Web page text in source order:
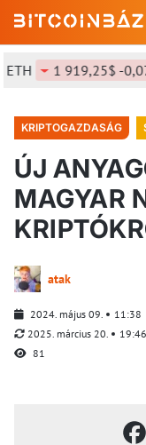
1 919,25$ -0,07%
KRIPTOGAZDASÁG
ÚJ
MAGYAR
atak
2024. május 09.
11:38
2025. március 20.
19:46
81